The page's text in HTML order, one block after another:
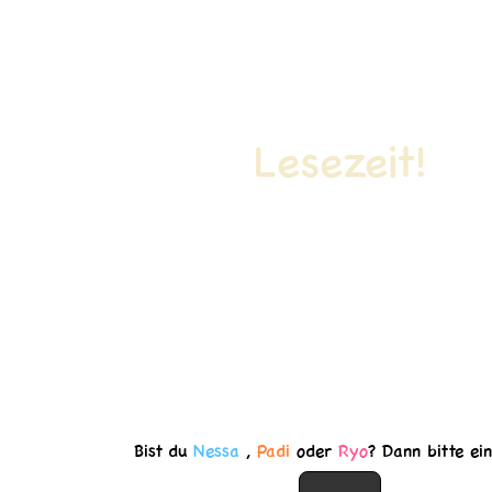
Lesezeit!
Bist du Nessa , Padi oder Ryo? Dann bitte